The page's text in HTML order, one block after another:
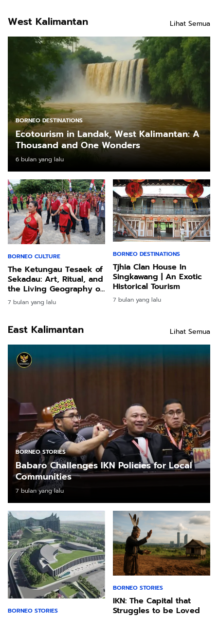
Festival
West Kalimantan Lihat Semua
BORNEO DESTINATIONS
Ecotourism in Landak, West Kalimantan: A
Thousand and One Wonders
6 bulan yang lalu
BORNEO CULTURE
The Ketungau Tesaek of
Sekadau: Art, Ritual, and
the Living Geography of
Borneo
7 bulan yang lalu
BORNEO DESTINATIONS
Tjhia Clan House In
Singkawang | An Exotic
Historical Tourism
7 bulan yang lalu
East Kalimantan Lihat Semua
BORNEO STORIES
Babaro Challenges IKN Policies for Local
Communities
7 bulan yang lalu
BORNEO STORIES
BORNEO STORIES
IKN: The Capital that
Struggles to be Loved